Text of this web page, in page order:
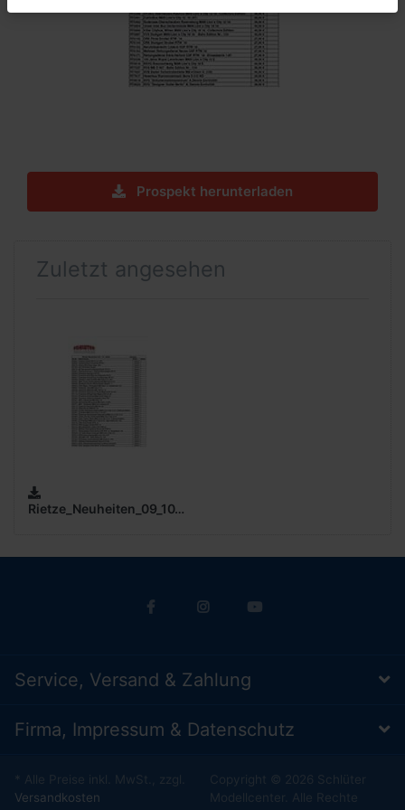
Prospekt herunterladen
Zuletzt angesehen
Rietze_Neuheiten_09_10_2024_Preisliste_(0,6MB)
Service, Versand & Zahlung
Firma, Impressum & Datenschutz
* Alle Preise inkl. MwSt., zzgl.
Versandkosten
Copyright © 2026 Schlüter
Modellcenter. Alle Rechte